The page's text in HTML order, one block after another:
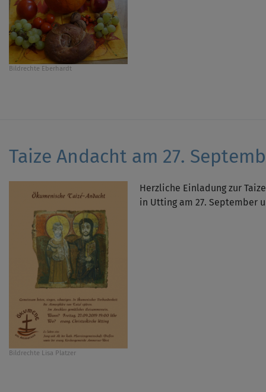
Bildrechte Eberhardt
Taize Andacht am 27.
Bildrechte Lisa Platzer
Herzliche Einladung zur
in Utting am 27. September